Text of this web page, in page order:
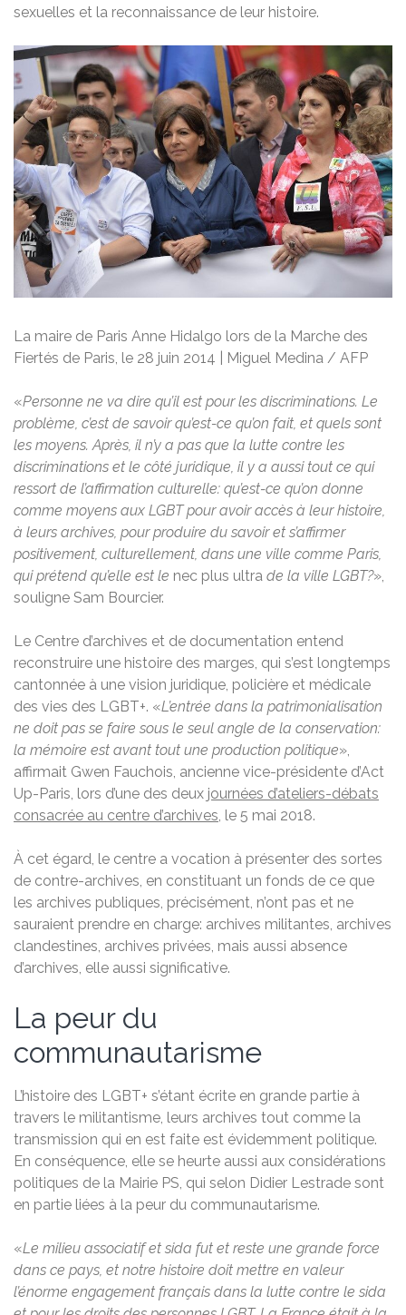
sexuelles et la reconnaissance de leur histoire.
La maire de Paris Anne Hidalgo lors de la Marche des
Fiertés de Paris, le 28 juin 2014 | Miguel Medina / AFP
«Personne ne va dire qu’il est pour les discriminations. Le
problème, c’est de savoir qu’est-ce qu’on fait, et quels sont
les moyens. Après, il n’y a pas que la lutte contre les
discriminations et le côté juridique, il y a aussi tout ce qui
ressort de l’affirmation culturelle: qu’est-ce qu’on donne
comme moyens aux LGBT pour avoir accès à leur histoire,
à leurs archives, pour produire du savoir et s’affirmer
positivement, culturellement, dans une ville comme Paris,
qui prétend qu’elle est le nec plus ultra de la ville LGBT?»,
souligne Sam Bourcier.
Le Centre d’archives et de documentation entend
reconstruire une histoire des marges, qui s’est longtemps
cantonnée à une vision juridique, policière et médicale
des vies des LGBT+. «L’entrée dans la patrimonialisation
ne doit pas se faire sous le seul angle de la conservation:
la mémoire est avant tout une production politique»,
affirmait Gwen Fauchois, ancienne vice-présidente d’Act
Up-Paris, lors d’une des deux journées d’ateliers-débats
consacrée au centre d’archives, le 5 mai 2018.
À cet égard, le centre a vocation à présenter des sortes
de contre-archives, en constituant un fonds de ce que
les archives publiques, précisément, n’ont pas et ne
sauraient prendre en charge: archives militantes, archives
clandestines, archives privées, mais aussi absence
d’archives, elle aussi significative.
La peur du
communautarisme
L’histoire des LGBT+ s’étant écrite en grande partie à
travers le militantisme, leurs archives tout comme la
transmission qui en est faite est évidemment politique.
En conséquence, elle se heurte aussi aux considérations
politiques de la Mairie PS, qui selon Didier Lestrade sont
en partie liées à la peur du communautarisme.
«Le milieu associatif et sida fut et reste une grande force
dans ce pays, et notre histoire doit mettre en valeur
l’énorme engagement français dans la lutte contre le sida